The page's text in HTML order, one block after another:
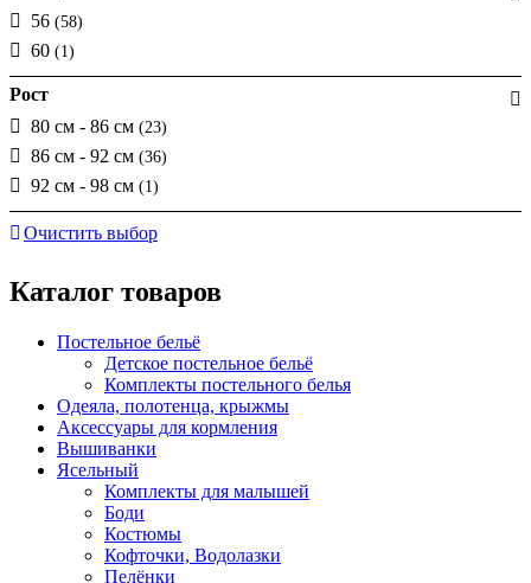
56 (58)
60 (1)
Рост
80 см - 86 см (23)
86 см - 92 см (36)
92 см - 98 см (1)
Очистить выбор
Каталог товаров
Постельное бельё
Детское постельное бельё
Комплекты постельного белья
Одеяла, полотенца, крыжмы
Аксессуары для кормления
Вышиванки
Ясельный
Комплекты для малышей
Боди
Костюмы
Кофточки, Водолазки
Пелёнки